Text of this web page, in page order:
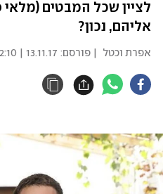
לציין שכל המבטים (מלאי
אליהם, נכון?
אפרת וכטל | פורסם: 13.11.17 | 12:10